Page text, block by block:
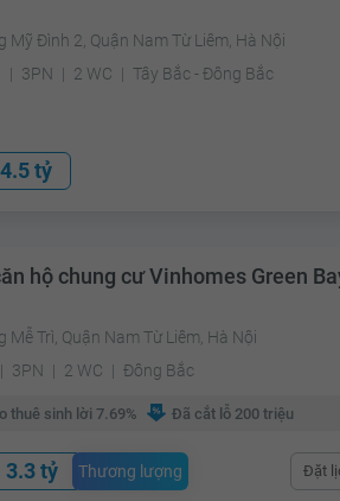
Mỹ Đình 2, Quận Nam Từ Liêm, Hà Nội
3PN 2 WC Tây Bắc - Đông Bắc
4.5 tỷ
hộ chung cư Vinhomes Green
Mễ Trì, Quận Nam Từ Liêm, Hà Nội
3PN 2 WC Đông Bắc
thuê sinh lời 7.69% Đã cắt lỗ 200 triệu
3.3 tỷ Thương lượng Đặt